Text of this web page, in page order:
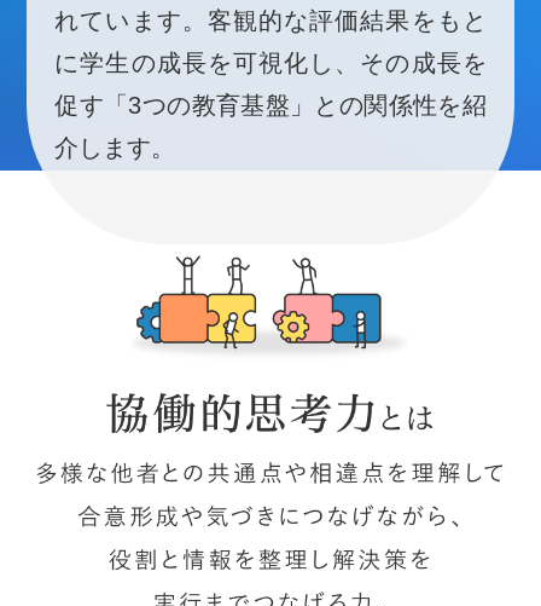
れています。客観的な評価結果をもと
に学生の成長を可視化し、その成長を
促す「3つの教育基盤」との関係性を紹
介します。